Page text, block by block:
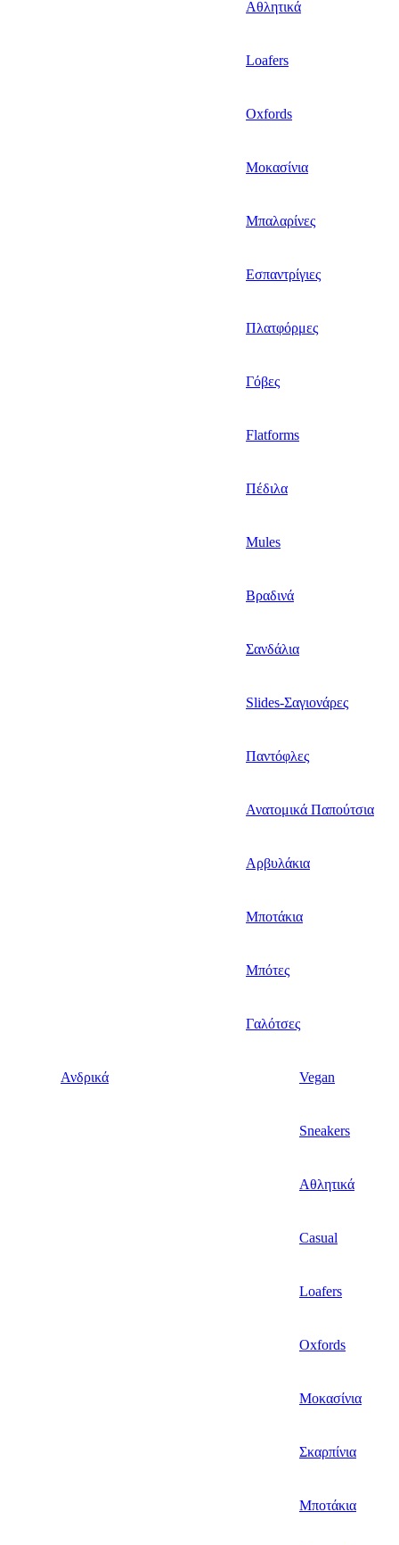
Αθλητικά
Loafers
Oxfords
Μοκασίνια
Μπαλαρίνες
Εσπαντρίγιες
Πλατφόρμες
Γόβες
Flatforms
Πέδιλα
Mules
Βραδινά
Σανδάλια
Slides-Σαγιονάρες
Παντόφλες
Ανατομικά Παπούτσια
Αρβυλάκια
Μποτάκια
Μπότες
Γαλότσες
Ανδρικά Vegan
Sneakers
Αθλητικά
Casual
Loafers
Oxfords
Μοκασίνια
Σκαρπίνια
Μποτάκια